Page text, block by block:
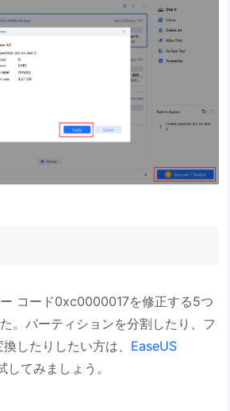
コード0xc0000017を修正する5つ
。パーティションを分割したり、フ
したりしたい方は、 EaseUS
してみましょう。